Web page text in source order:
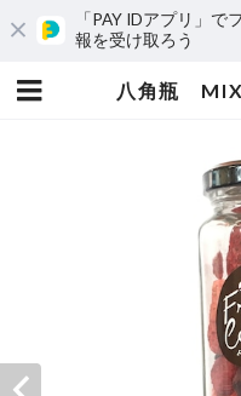
「PAY IDアプリ」
報を受け取ろう